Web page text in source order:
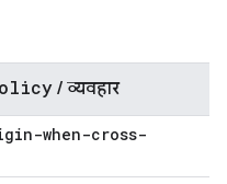
/ व्यवहार
when-cross-